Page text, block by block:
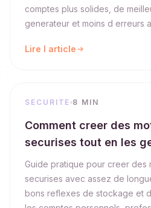
comptes plus solides, de
generateur et moins d erreurs
Lire l article
SECURITE 8 MIN
Comment creer des
securises tout en les
Guide pratique pour creer des
securises avec assez de
bons reflexes de stockage et